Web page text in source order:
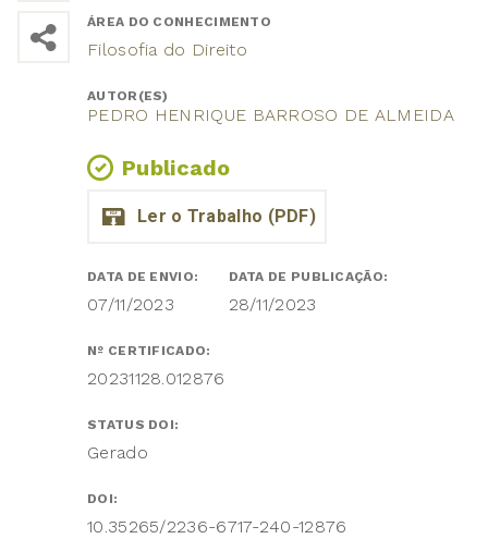
ÁREA DO CONHECIMENTO
Filosofia do Direito
AUTOR(ES)
PEDRO HENRIQUE BARROSO DE ALMEIDA
Publicado
DATA DE ENVIO:
07/11/2023
DATA DE PUBLICAÇÃO:
28/11/2023
Nº CERTIFICADO:
20231128.012876
STATUS DOI:
Gerado
DOI:
10.35265/2236-6717-240-12876